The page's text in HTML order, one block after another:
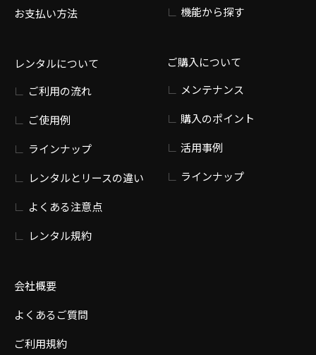
お支払い方法
レンタルについて
ご利用の流れ
ご使用例
ラインナップ
レンタルとリースの違い
よくある注意点
レンタル規約
会社概要
よくあるご質問
ご利用規約
機能から探す
ご購入について
メンテナンス
購入のポイント
活用事例
ラインナップ